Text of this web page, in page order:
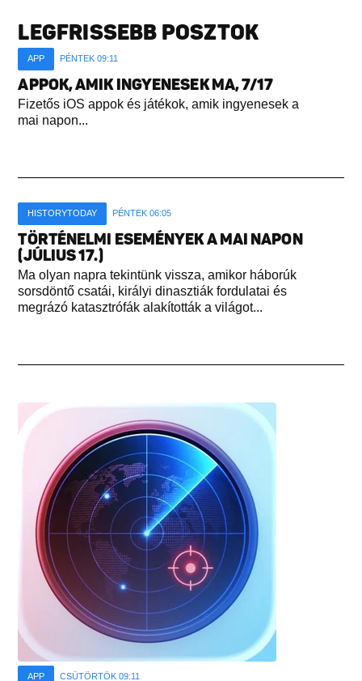
LEGFRISSEBB POSZTOK
APP PÉNTEK 09:11
APPOK, AMIK INGYENESEK MA, 7/17
Fizetős iOS appok és játékok, amik ingyenesek a
mai napon...
HISTORYTODAY PÉNTEK 06:05
TÖRTÉNELMI ESEMÉNYEK A MAI NAPON
(JÚLIUS 17.)
Ma olyan napra tekintünk vissza, amikor háborúk
sorsdöntő csatái, királyi dinasztiák fordulatai és
megrázó katasztrófák alakították a világot...
APP CSÜTÖRTÖK 09:11